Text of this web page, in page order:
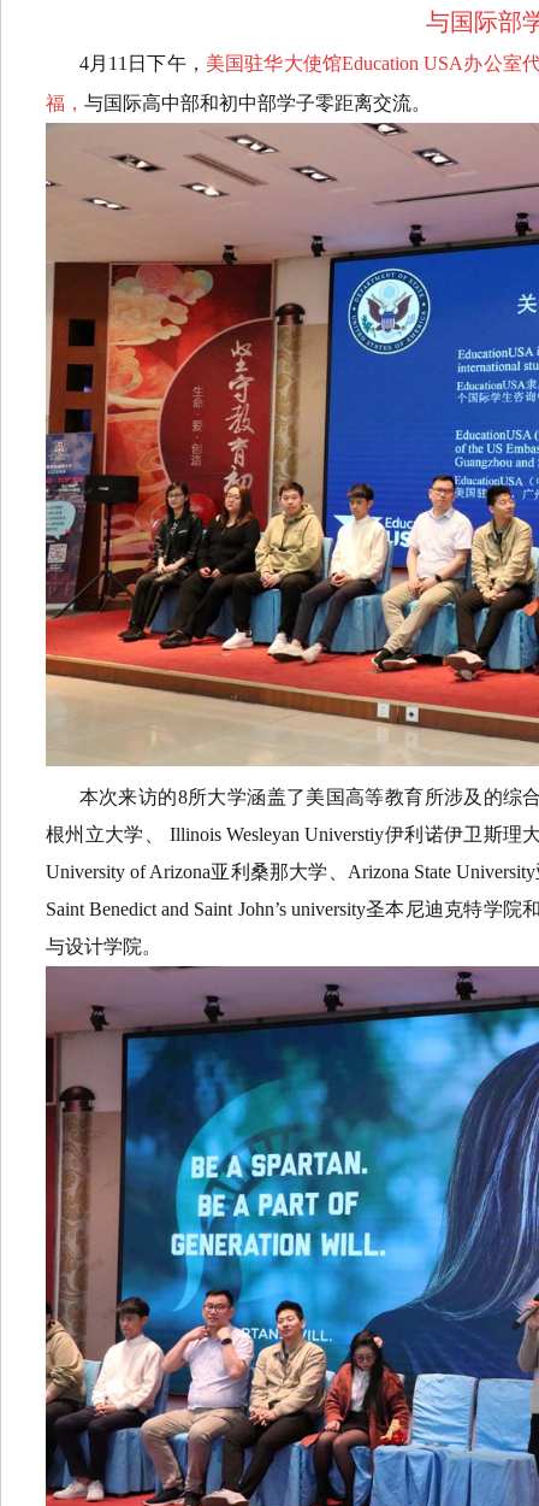
与国际部
4月11日下午， 美国驻华大使馆Education USA办公
福， 与国际高中部和初中部学子零距离交流。
本次来访的8所大学涵盖了美国高等教育所涉及的综
根州立大学、 Illinois Wesleyan Universtiy伊利诺伊卫斯理
University of Arizona亚利桑那大学、Arizona State
Saint Benedict and Saint John’s university圣本尼迪克特学
与设计学院。